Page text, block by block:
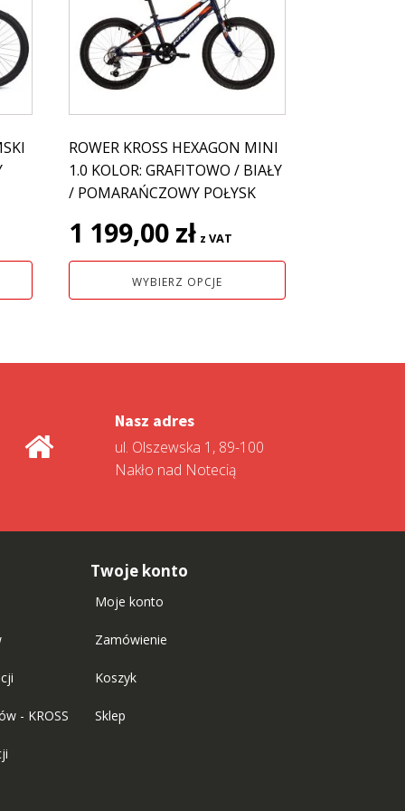
ROWER KROSS HEXAGON MINI
1.0 KOLOR: GRAFITOWO / BIAŁY
/ POMARAŃCZOWY POŁYSK
1 199,00 zł z VAT
WYBIERZ OPCJE
wiele
wariantów.
Opcje
wybrać
na
stronie
produktu
Nasz adres
ul. Olszewska 1, 89-100
Nakło nad Notecią
- KROSS
Twoje konto
Moje konto
Zamówienie
Koszyk
Sklep